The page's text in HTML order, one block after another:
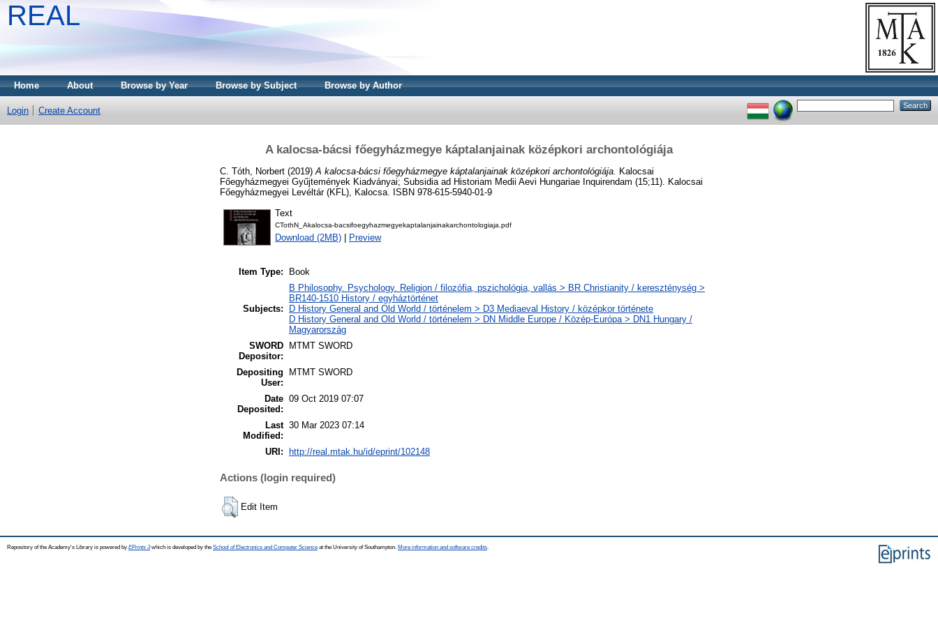
REAL
Home About Browse by Year Browse by Subject Browse by Author
Login Create Account
A kalocsa-bácsi főegyházmegye káptalanjainak középkori archontológiája
C. Tóth, Norbert (2019) A kalocsa-bácsi főegyházmegye káptalanjainak középkori archontológiája. Kalocsai
Főegyházmegyei Gyűjtemények Kiadványai; Subsidia ad Historiam Medii Aevi Hungariae Inquirendam (15;11). Kalocsai
Főegyházmegyei Levéltár (KFL), Kalocsa. ISBN 978-615-5940-01-9
Text
CTothN_Akalocsa-bacsifoegyhazmegyekaptalanjainakarchontologiaja.pdf
Download (2MB) Preview
Item Type: Book
Subjects:
B Philosophy. Psychology. Religion / filozófia, pszichológia, vallás > BR Christianity / kereszténység >
BR140-1510 History / egyháztörténet
D History General and Old World / történelem > D3 Mediaeval History / középkor története
D History General and Old World / történelem > DN Middle Europe / Közép-Európa > DN1 Hungary /
Magyarország
SWORD
Depositor:
MTMT SWORD
Depositing
User:
MTMT SWORD
Date
Deposited:
09 Oct 2019 07:07
Last
Modified:
30 Mar 2023 07:14
URI: http://real.mtak.hu/id/eprint/102148
Actions (login required)
Edit Item
Repository of the Academy's Library is powered by EPrints 3which is developed by the School of Electronics and Computer Science at the University of Southampton. More information and software credits